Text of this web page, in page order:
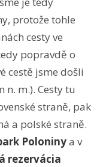
protože tohle
cesty ve
popravdě o
cestě jsme došli
n. m.). Cesty tu
straně, pak
a polské straně.
Poloninya v
rezervácia